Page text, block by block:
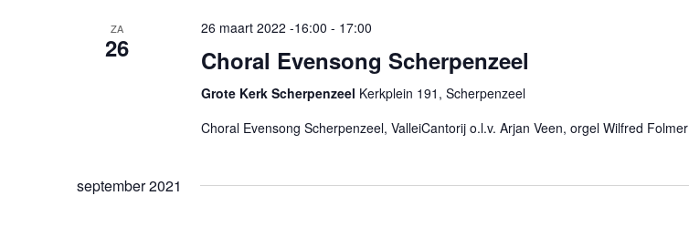
ZA
26
26 maart 2022 -16:00 - 17:00
Choral Evensong Scherpenzeel
Grote Kerk Scherpenzeel Kerkplein 191, Scherpenzeel
Choral Evensong Scherpenzeel, ValleiCantorij o.l.v. Arjan Veen, orgel Wilfred Folmer
september 2021